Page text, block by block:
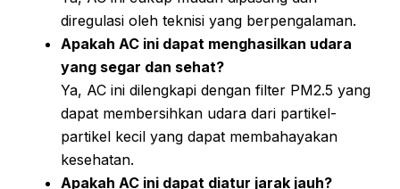
diregulasi oleh teknisi yang berpengalaman.
Apakah AC ini dapat menghasilkan udara
yang segar dan sehat?
Ya, AC ini dilengkapi dengan filter PM2.5 yang
dapat membersihkan udara dari partikel-
partikel kecil yang dapat membahayakan
kesehatan.
Apakah AC ini dapat diatur jarak jauh?